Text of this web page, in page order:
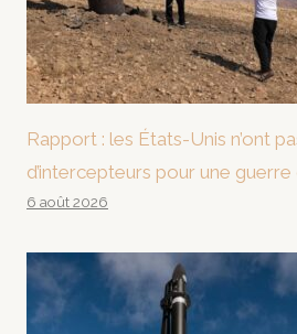
Rapport : les États-Unis n’ont
d’intercepteurs pour une
6 août 2026